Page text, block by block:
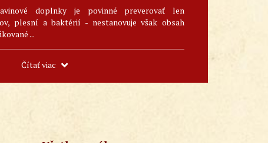
doplnky je povinné preverovať len
plesní a baktérií - nestanovuje však obsah
...
Čítať viac